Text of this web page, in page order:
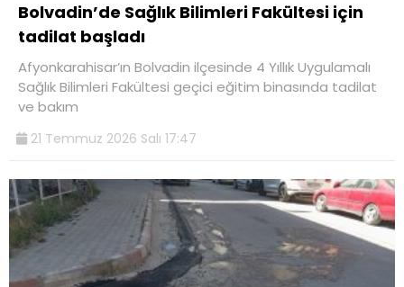
Bolvadin’de Sağlık Bilimleri Fakültesi için
tadilat başladı
Afyonkarahisar’ın Bolvadin ilçesinde 4 Yıllık Uygulamalı
Sağlık Bilimleri Fakültesi geçici eğitim binasında tadilat
ve bakım
21 Temmuz 2026 Salı 17:47